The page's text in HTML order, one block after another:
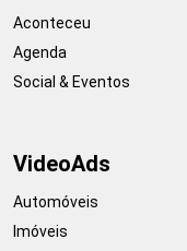
Aconteceu
Agenda
Social & Eventos
VideoAds
Automóveis
Imóveis